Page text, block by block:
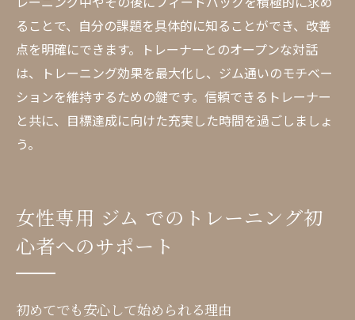
ることで、自分の課題を具体的に知ることができ、改善
点を明確にできます。トレーナーとのオープンな対話
は、トレーニング効果を最大化し、ジム通いのモチベー
ションを維持するための鍵です。信頼できるトレーナー
と共に、目標達成に向けた充実した時間を過ごしましょ
う。
女性専用 ジム でのトレーニング初
心者へのサポート
初めてでも安心して始められる理由